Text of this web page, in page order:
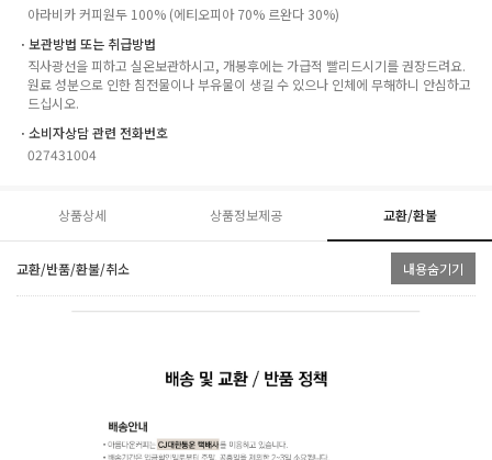
아라비카 커피원두 100% (에티오피아 70% 르완다 30%)
ㆍ보관방법 또는 취급방법
직사광선을 피하고 실온보관하시고, 개봉후에는 가급적 빨리드시기를 권장드려요.
원료 성분으로 인한 침전물이나 부유물이 생길 수 있으나 인체에 무해하니 안심하고
드십시오.
ㆍ소비자상담 관련 전화번호
027431004
상품상세 상품정보제공 교환/환불
교환/반품/환불/취소 내용숨기기